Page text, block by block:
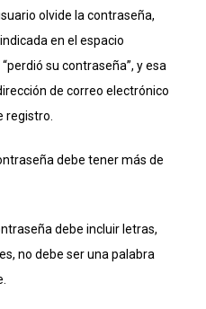
olvide la contraseña,
en el espacio
su contraseña”, y esa
de correo electrónico
registro.
debe tener más de
debe incluir letras,
no debe ser una palabra